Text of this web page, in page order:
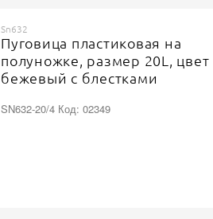
Sn632
Пуговица пластиковая на
полуножке, размер 20L, цвет
бежевый с блестками
SN632-20/4 Код: 02349